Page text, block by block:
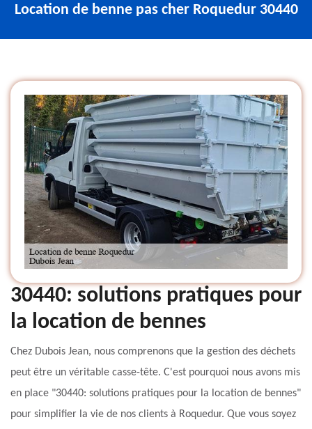
Location de benne pas cher Roquedur 30440
30440: solutions pratiques pour
la location de bennes
Chez Dubois Jean, nous comprenons que la gestion des déchets
peut être un véritable casse-tête. C'est pourquoi nous avons mis
en place "30440: solutions pratiques pour la location de bennes"
pour simplifier la vie de nos clients à Roquedur. Que vous soyez